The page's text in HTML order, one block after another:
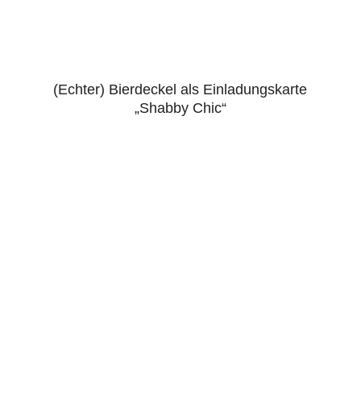
(Echter) Bierdeckel als Einladungskarte
„Shabby Chic“